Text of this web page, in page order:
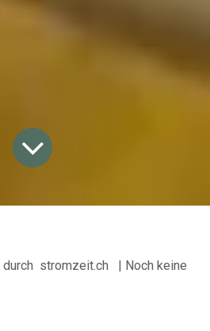
durch stromzeit.ch
| Noch keine